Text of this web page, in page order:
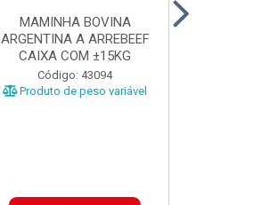
MAMINHA BOVINA
ARGENTINA A ARREBEEF
CAIXA COM ±15KG
Código: 43094
Produto de peso variável